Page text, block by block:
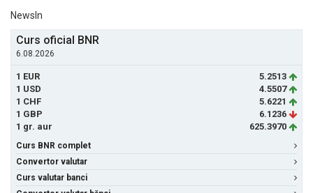
NewsIn
Curs oficial BNR
6.08.2026
1 EUR
5.2513
1 USD
4.5507
1 CHF
5.6221
1 GBP
6.1236
1 gr. aur
625.3970
Curs BNR complet
Convertor valutar
Curs valutar banci